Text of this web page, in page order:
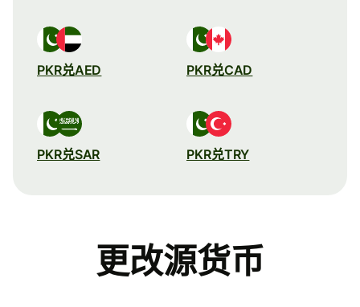
PKR兑AED PKR兑CAD
PKR兑SAR PKR兑TRY
更改源货币